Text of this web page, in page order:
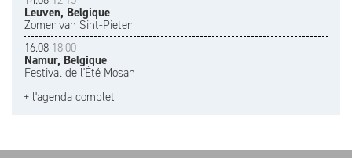
Leuven, Belgique
Zomer van Sint-Pieter
16.08 18:00
Namur, Belgique
Festival de l'Été Mosan
+ l'agenda complet